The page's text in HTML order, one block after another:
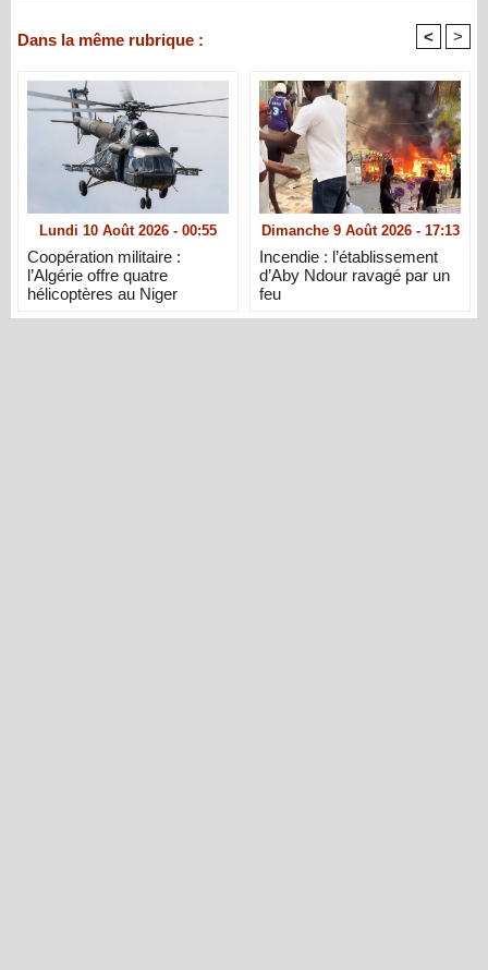
Dans la même rubrique : < >
Lundi 10 Août 2026 - 00:55
Coopération militaire :
l’Algérie offre quatre
hélicoptères au Niger
Dimanche 9 Août 2026 - 17:13
Incendie : l’établissement
d’Aby Ndour ravagé par un
feu